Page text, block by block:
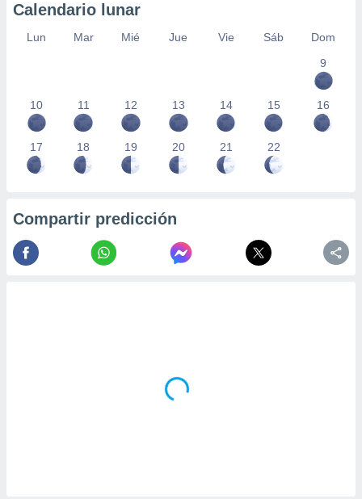
Calendario lunar
Lun Mar Mié Jue Vie Sáb
Dom
9
10 11 12 13 14 15 16
17 18 19 20 21 22
Compartir predicción